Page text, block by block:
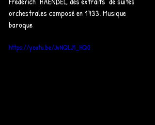
orchestrales composé en 1733. Musique
baroque
https://youtu.be/JvNQLJ1_HQ0